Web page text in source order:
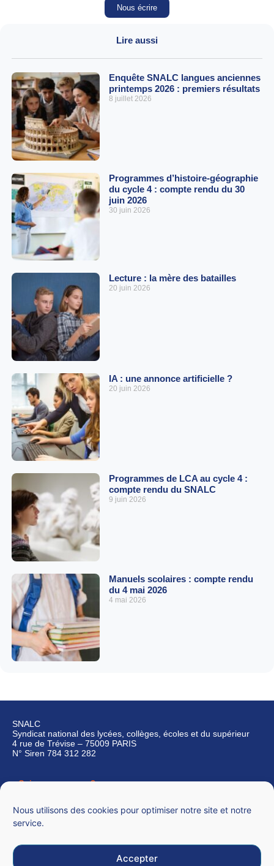
Nous utilisons des cookies pour optimiser notre site et notre
service.
Accepter
Nous écrire
Lire aussi
Enquête SNALC langues anciennes
printemps 2026 : premiers résultats
8 juillet 2026
Programmes d’histoire-géographie
du cycle 4 : compte rendu du 30
juin 2026
30 juin 2026
Lecture : la mère des batailles
20 juin 2026
IA : une annonce artificielle ?
20 juin 2026
Programmes de LCA au cycle 4 :
compte rendu du SNALC
9 juin 2026
Manuels scolaires : compte rendu
du 4 mai 2026
4 mai 2026
SNALC
Syndicat national des lycées, collèges, écoles et du supérieur
4 rue de Trévise – 75009 PARIS
N° Siren 784 312 282
Qui sommes-nous ?